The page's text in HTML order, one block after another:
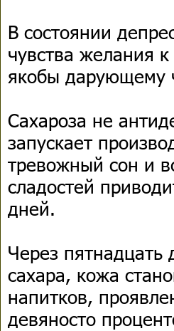
В состоянии
чувства желания
якобы дарующему
Сахароза не
запускает
тревожный сон и
сладостей
дней.
Через пятнадцать
сахара, кожа
напитков,
девяносто